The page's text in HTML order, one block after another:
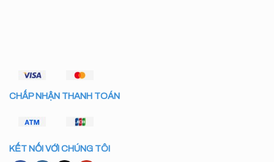
CHẤP NHẬN THANH TOÁN
KẾT NỐI VỚI CHÚNG TÔI